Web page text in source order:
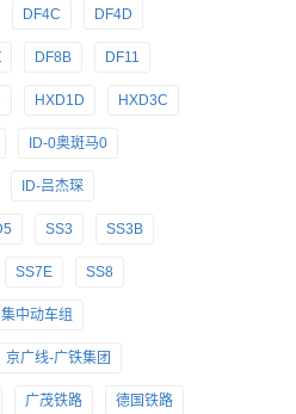
DF4C DF4D
DF8B DF11
HXD1D HXD3C
ID-0奥斑马0
ID-吕杰琛
SS3 SS3B
SS7E SS8
中动车组
京广线-广铁集团
广茂铁路 德国铁路